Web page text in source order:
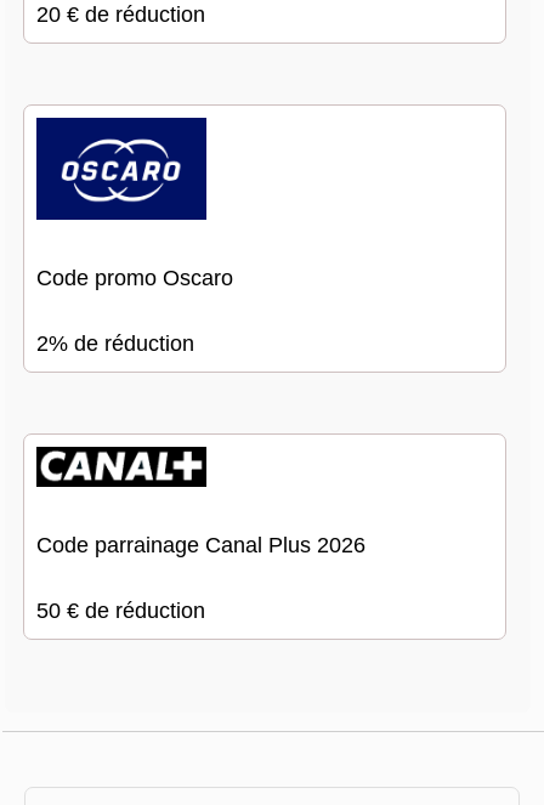
20 € de réduction
Code promo Oscaro
2% de réduction
Code parrainage Canal Plus 2026
50 € de réduction